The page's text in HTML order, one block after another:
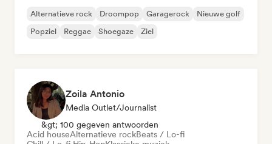
Alternatieve rock Droompop Garagerock
Nieuwe golf
Popziel
Reggae Shoegaze Ziel
Zoila Antonio
Media Outlet/Journalist
&gt; 100 gegeven antwoorden
Acid houseAlternatieve rockBeats / Lo-fi